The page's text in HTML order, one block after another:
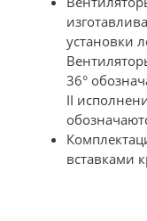
установки
36°
II
вставками